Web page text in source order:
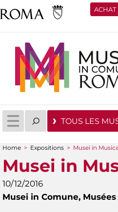
ACHAT
TOUS LES
You are here
Home > Expositions > Musei in
Musei in
10/12/2016
Musei in Comune,